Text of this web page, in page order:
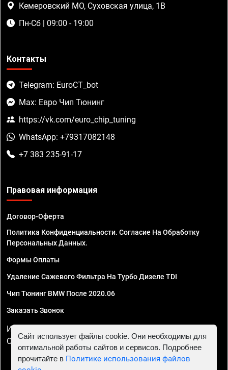
Кемеровский МО, Суховская улица, 1В
Пн-Сб | 09:00 - 19:00
Контакты
Telegram: EuroCT_bot
Max: Евро Чип Тюнинг
https://vk.com/euro_chip_tuning
WhatsApp: +79317082148
+7 383 235-91-17
Правовая информация
Договор-Оферта
Политика Конфиденциальности. Согласие На Обработку
Персональных Данных.
Формы Оплаты
Удаление Сажевого Фильтра На Турбо Дизеле TDI
Чип Тюнинг BMW После 2020.06
Заказать Звонок
ИП Смирнов Георгий Павлович. ИНН 781302555843,
ОГРНИП 324470400032610
Сайт использует файлы cookie. Они необходимы для
оптимальной работы сайтов и сервисов. Подробнее
прочитайте в Политике использования файлов